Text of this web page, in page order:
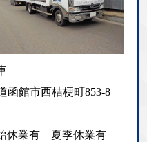
函館市西桔梗町853-8
休業有 夏季休業有